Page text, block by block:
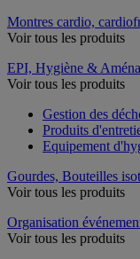
Montres cardio,
Voir tous les produits
EPI, Hygiène &
Voir tous les produits
Gestion des
Produits
Equipement
Gourdes, Bouteilles
Voir tous les produits
Organisation
Voir tous les produits